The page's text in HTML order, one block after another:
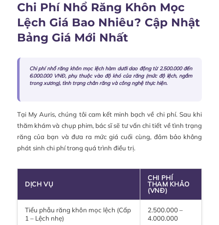
Chi Phí Nhổ Răng Khôn Mọc
Lệch Giá Bao Nhiêu? Cập Nhật
Bảng Giá Mới Nhất
Chi phí nhổ răng khôn mọc lệch hàm dưới dao động từ 2.500.000 đến
6.000.000 VNĐ, phụ thuộc vào độ khó của răng (mức độ lệch, ngầm
trong xương), tình trạng chân răng và công nghệ thực hiện.
Tại My Auris, chúng tôi cam kết minh bạch về chi phí. Sau khi
thăm khám và chụp phim, bác sĩ sẽ tư vấn chi tiết về tình trạng
răng của bạn và đưa ra mức giá cuối cùng, đảm bảo không
phát sinh chi phí trong quá trình điều trị.
DỊCH VỤ
CHI PHÍ
THAM KHẢO
(VNĐ)
Tiểu phẫu răng khôn mọc lệch (Cấp
1 – Lệch nhẹ)
2.500.000 –
4.000.000